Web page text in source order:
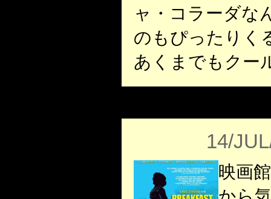
ャ・コラーダな
のもぴったりく
あくまでもクー
14/
映画